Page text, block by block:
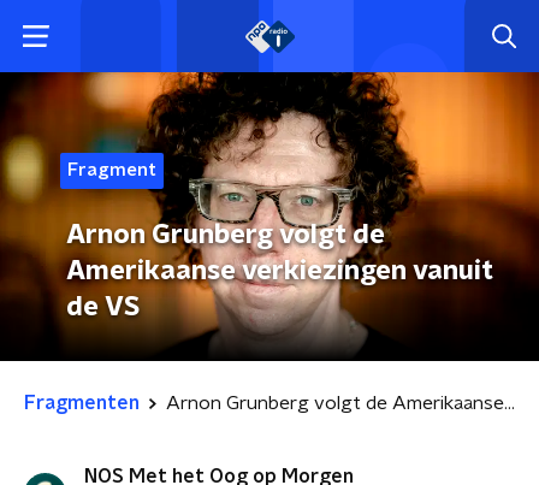
Fragment
Arnon Grunberg volgt de
Amerikaanse verkiezingen vanuit
de VS
Fragmenten Arnon Grunberg volgt de Amerikaanse verkiezingen vanuit de VS
NOS Met het Oog op Morgen